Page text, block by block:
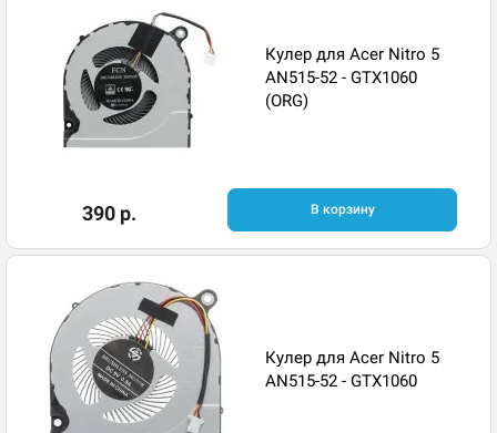
Кулер для Acer Nitro 5
AN515-52 - GTX1060
(ORG)
390 р. В корзину
Кулер для Acer Nitro 5
AN515-52 - GTX1060